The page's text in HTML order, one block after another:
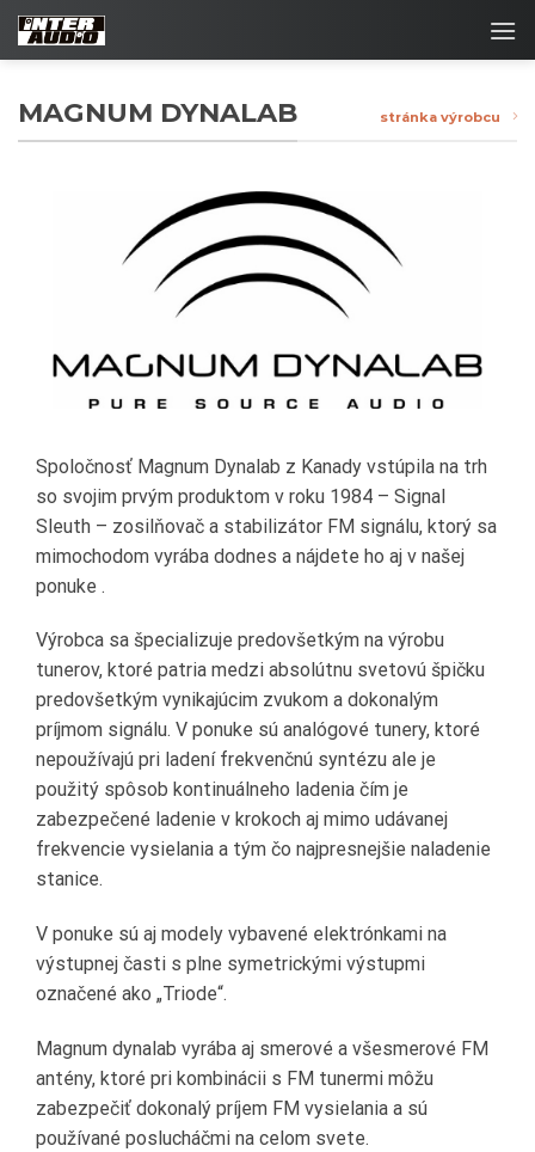
Skip
to
MAGNUM DYNALAB stránka výrobcu
Spoločnosť Magnum Dynalab z Kanady vstúpila na trh
so svojim prvým produktom v roku 1984 – Signal
Sleuth – zosilňovač a stabilizátor FM signálu, ktorý sa
mimochodom vyrába dodnes a nájdete ho aj v našej
ponuke .
Výrobca sa špecializuje predovšetkým na výrobu
tunerov, ktoré patria medzi absolútnu svetovú špičku
predovšetkým vynikajúcim zvukom a dokonalým
príjmom signálu. V ponuke sú analógové tunery, ktoré
nepoužívajú pri ladení frekvenčnú syntézu ale je
použitý spôsob kontinuálneho ladenia čím je
zabezpečené ladenie v krokoch aj mimo udávanej
frekvencie vysielania a tým čo najpresnejšie naladenie
stanice.
V ponuke sú aj modely vybavené elektrónkami na
výstupnej časti s plne symetrickými výstupmi
označené ako „Triode“.
Magnum dynalab vyrába aj smerové a všesmerové FM
antény, ktoré pri kombinácii s FM tunermi môžu
zabezpečiť dokonalý príjem FM vysielania a sú
používané poslucháčmi na celom svete.